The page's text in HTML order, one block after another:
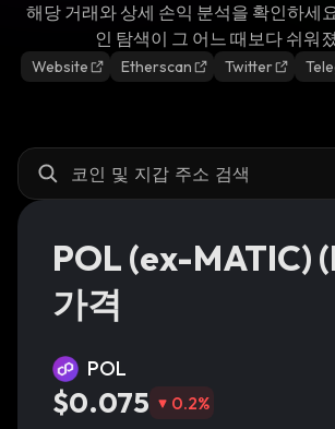
해당 거래와 상세 손익 분석을 확인하세
인 탐색이 그 어느 때보다 쉬워
Website Etherscan Twitter
POL (ex-MATIC)
가격
POL
$0.075 0.2%